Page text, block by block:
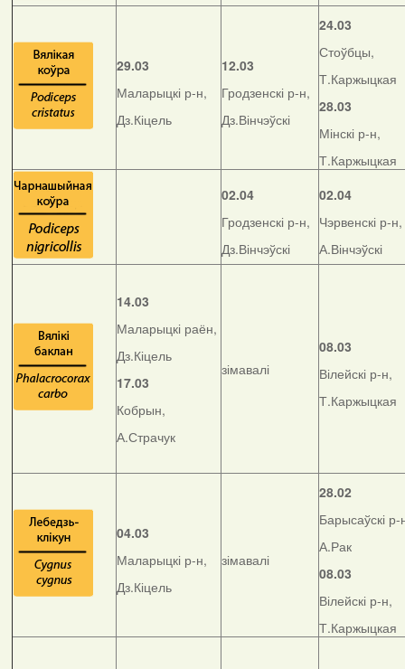
29.03
Маларыцкі р-н,
Дз.Кіцель
12.03
Гродзенскі р-н,
Дз.Вінчэўскі
24.03
Стоўбцы,
Т.Каржыцкая
28.03
Мінскі р-н,
Т.Каржыцкая
02.04
Гродзенскі р-н,
Дз.Вінчэўскі
02.04
Чэрвенскі р-н,
А.Вінчэўскі
14.03
Маларыцкі раён,
Дз.Кіцель
17.03
Кобрын,
А.Страчук
зімавалі
08.03
Вілейскі р-н,
Т.Каржыцкая
04.03
Маларыцкі р-н,
Дз.Кіцель
зімавалі
28.02
Барысаўскі р-
А.Рак
08.03
Вілейскі р-н,
Т.Каржыцкая